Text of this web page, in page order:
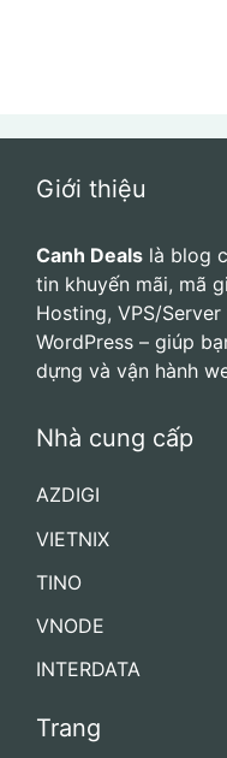
Canh Deals
Hosting, VPS/Server
dựng và vận hành
Nhà cung cấp
AZDIGI